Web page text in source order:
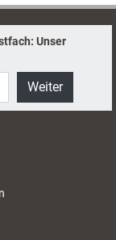
Unser
Weiter